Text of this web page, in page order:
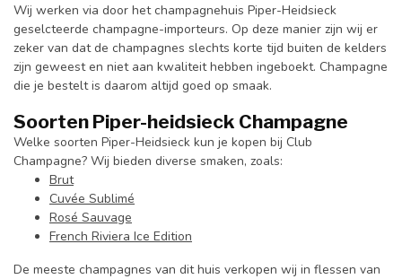
Wij werken via door het champagnehuis Piper-Heidsieck
geselcteerde champagne-importeurs. Op deze manier zijn wij er
zeker van dat de champagnes slechts korte tijd buiten de kelders
zijn geweest en niet aan kwaliteit hebben ingeboekt. Champagne
die je bestelt is daarom altijd goed op smaak.
Soorten Piper-heidsieck Champagne
Welke soorten Piper-Heidsieck kun je kopen bij Club
Champagne? Wij bieden diverse smaken, zoals:
Brut
Cuvée Sublimé
Rosé Sauvage
French Riviera Ice Edition
De meeste champagnes van dit huis verkopen wij in flessen van